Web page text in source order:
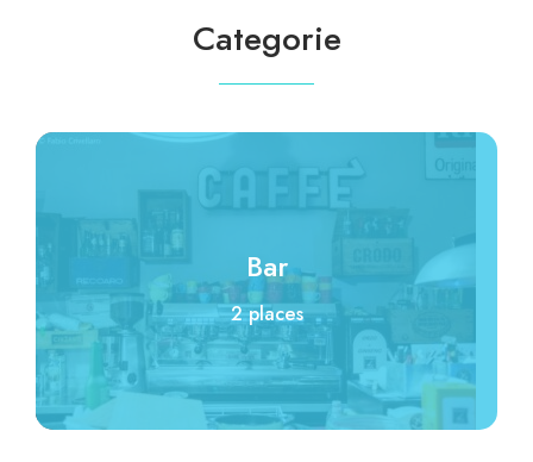
Categorie
Bar
2 places